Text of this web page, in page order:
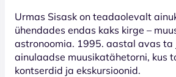
Urmas Sisask on teadaolevalt
ühendades endas kaks kirge –
astronoomia. 1995. aastal avas ta
ainulaadse muusikatähetorni, kus
kontserdid ja ekskursioonid.